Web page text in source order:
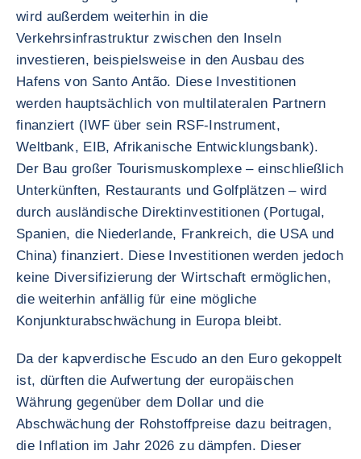
wird außerdem weiterhin in die
Verkehrsinfrastruktur zwischen den Inseln
investieren, beispielsweise in den Ausbau des
Hafens von Santo Antão. Diese Investitionen
werden hauptsächlich von multilateralen Partnern
finanziert (IWF über sein RSF-Instrument,
Weltbank, EIB, Afrikanische Entwicklungsbank).
Der Bau großer Tourismuskomplexe – einschließlich
Unterkünften, Restaurants und Golfplätzen – wird
durch ausländische Direktinvestitionen (Portugal,
Spanien, die Niederlande, Frankreich, die USA und
China) finanziert. Diese Investitionen werden jedoch
keine Diversifizierung der Wirtschaft ermöglichen,
die weiterhin anfällig für eine mögliche
Konjunkturabschwächung in Europa bleibt.
Da der kapverdische Escudo an den Euro gekoppelt
ist, dürften die Aufwertung der europäischen
Währung gegenüber dem Dollar und die
Abschwächung der Rohstoffpreise dazu beitragen,
die Inflation im Jahr 2026 zu dämpfen. Dieser